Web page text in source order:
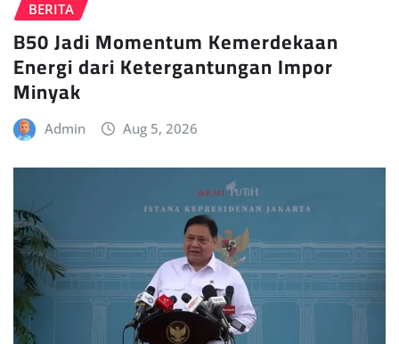
BERITA
B50 Jadi Momentum Kemerdekaan
Energi dari Ketergantungan Impor
Minyak
Admin Aug 5, 2026